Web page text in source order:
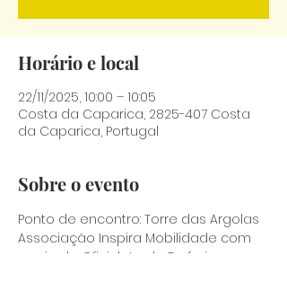
Horário e local
22/11/2025, 10:00 – 10:05
Costa da Caparica, 2825-407 Costa
da Caparica, Portugal
Sobre o evento
Ponto de encontro: Torre das Argolas
Associação Inspira Mobilidade com
apoio da Oficicleta da Trafaria.